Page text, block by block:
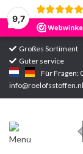
9,7
Großes Sortiment
Guter service
Für Fragen:
info@roelofsstoffen.nl
Startseite
Sortiment